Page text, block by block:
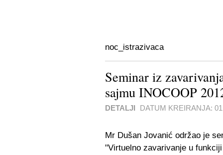
noc_istrazivaca
Seminar iz
sajmu INOCOOP
DETALJI DATUM KREIRANJA:
Mr Dušan Jovanić održao je
"Virtuelno zavarivanje u